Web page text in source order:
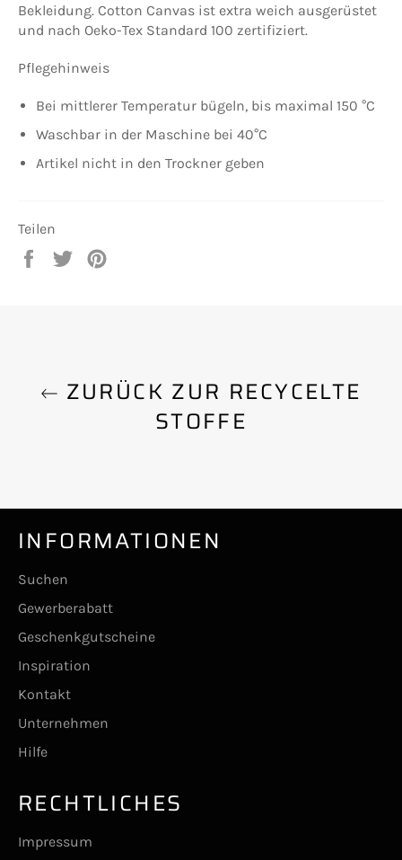
Bekleidung. Cotton Canvas ist extra weich ausgerüstet
und nach Oeko-Tex Standard 100 zertifiziert.
Pflegehinweis
Bei mittlerer Temperatur bügeln, bis maximal 150 °C
Waschbar in der Maschine bei 40°C
Artikel nicht in den Trockner geben
Teilen
Auf
Auf
ZURÜCK ZUR RECYCELTE
STOFFE
INFORMATIONEN
Suchen
Gewerberabatt
Geschenkgutscheine
Inspiration
Kontakt
Unternehmen
Hilfe
RECHTLICHES
Impressum